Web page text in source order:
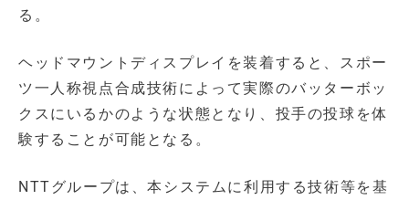
る。
ヘッドマウントディスプレイを装着すると、スポー
ツ一人称視点合成技術によって実際のバッターボッ
クスにいるかのような状態となり、投手の投球を体
験することが可能となる。
NTTグループは、本システムに利用する技術等を基